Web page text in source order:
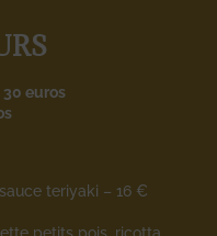
30 euros
teriyaki – 16 €
petits pois, ricotta